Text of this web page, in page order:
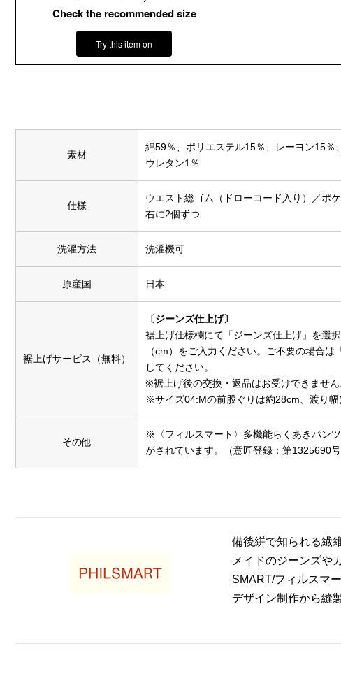
Check the recommended size
Try this item on
素材
綿59％、ポリエステル15％、レーヨン15％
ウレタン1％
仕様
ウエスト総ゴム（ドローコード入り）／ポ
右に2個ずつ
洗濯方法 洗濯機可
原産国 日本
裾上げサービス（無料）
〔ジーンズ仕上げ〕
裾上げ仕様欄にて「ジーンズ仕上げ」を選
（cm）をご入力ください。ご不要の場合は
してください。
※裾上げ後の交換・返品はお受けできません
※サイズ04:Mの前股ぐりは約28cm、渡り幅
その他
※〈フィルスマート〉多機能らくあきパン
がされています。（意匠登録：第1325690号
備後絣で知られる繊
メイドのジーンズや
SMART/フィルスマー
デザイン制作から縫